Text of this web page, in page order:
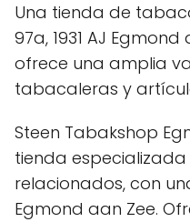
Una tienda de
97a, 1931 AJ
ofrece una amplia
tabacaleras y
Steen Tabakshop
tienda
relacionados, con
Egmond aan Zee.